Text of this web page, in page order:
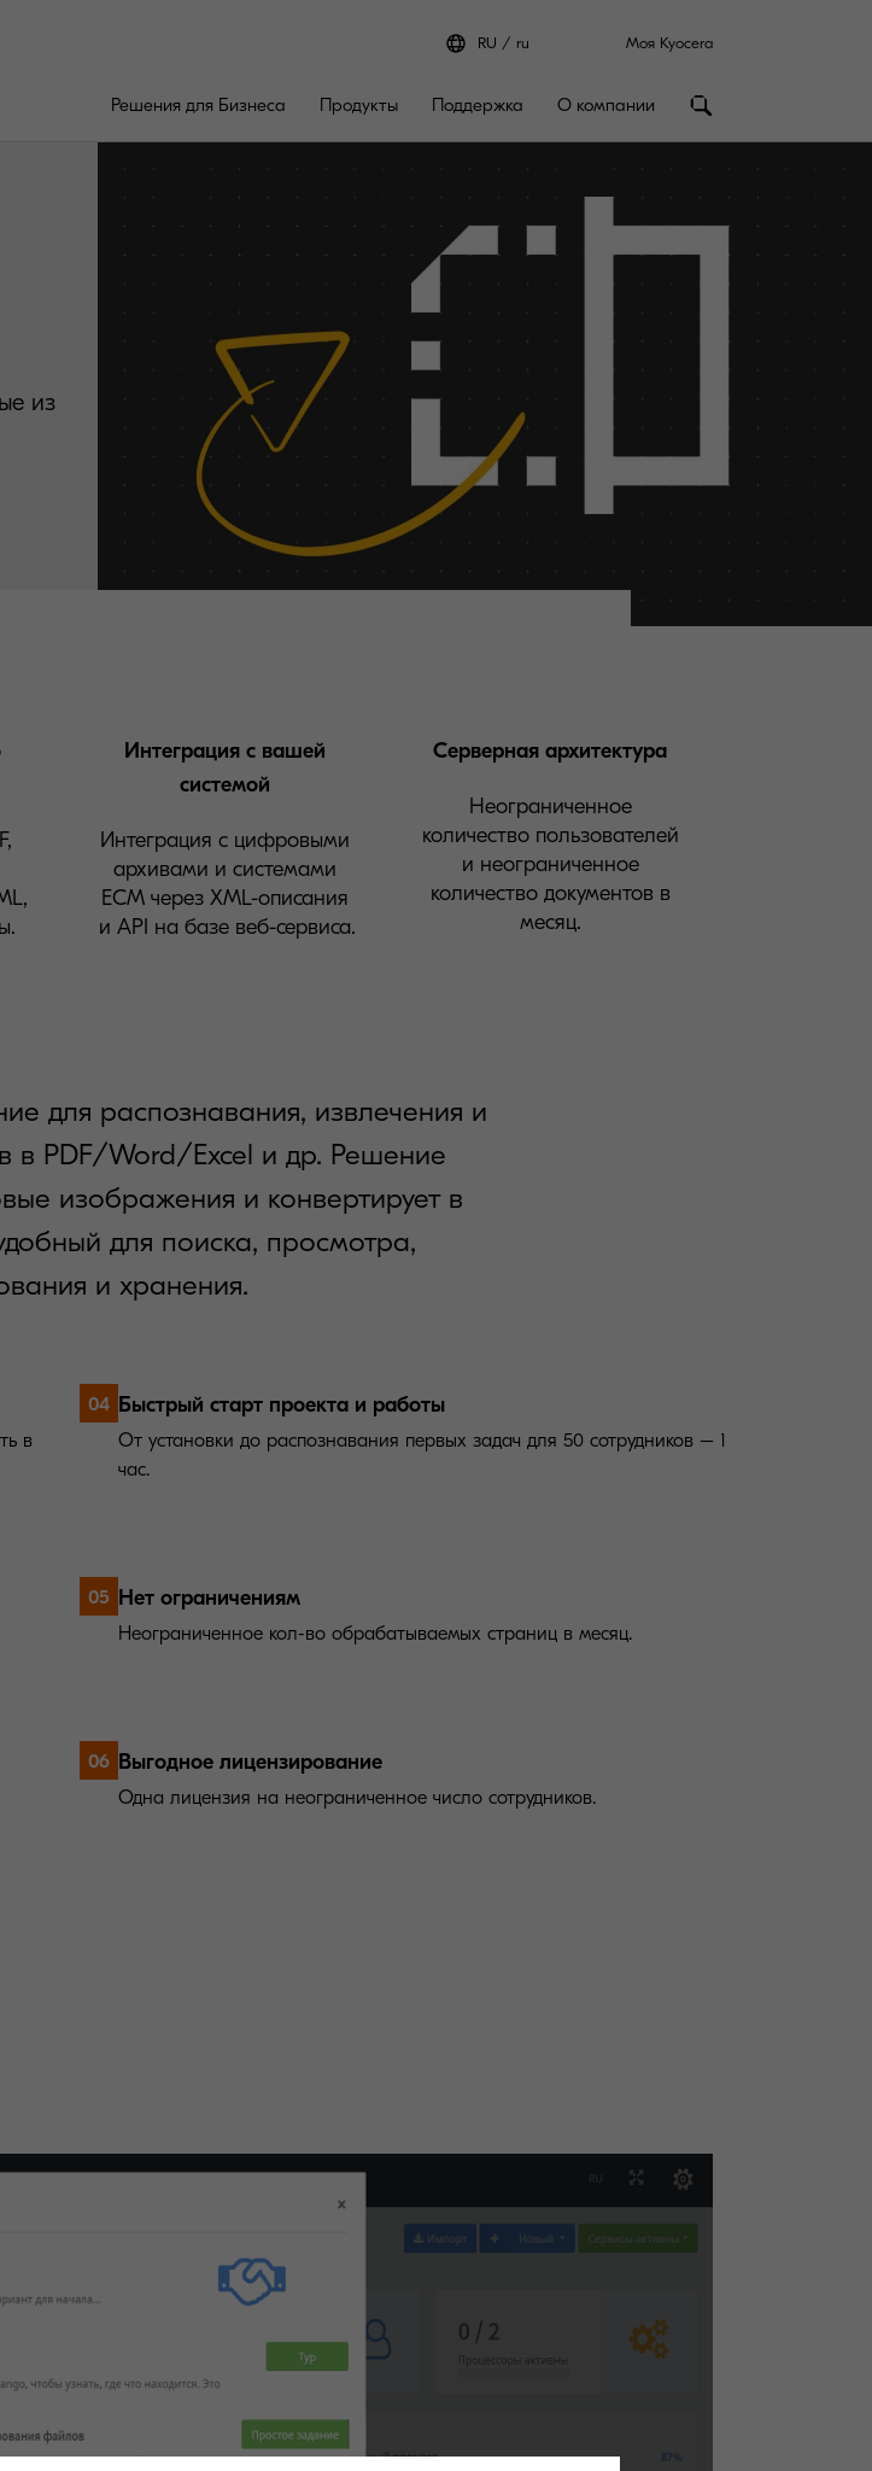
RU ru Моя Kyocera
Решения для Бизнеса Продукты Поддержка О компании
из
Интеграция с вашей
системой
Интеграция с цифровыми
архивами и системами
ECM через XML-описания
и API на базе веб-сервиса.
Серверная архитектура
Неограниченное
количество пользователей
и неограниченное
количество документов в
месяц.
для распознавания, извлечения и
в PDF/Word/Excel и др. Решение
изображения и конвертирует в
для поиска, просмотра,
и хранения.
в
04 Быстрый старт проекта и работы
От установки до распознавания первых задач для 50 сотрудников – 1
час.
05 Нет ограничениям
Неограниченное кол-во обрабатываемых страниц в месяц.
06 Выгодное лицензирование
Одна лицензия на неограниченное число сотрудников.